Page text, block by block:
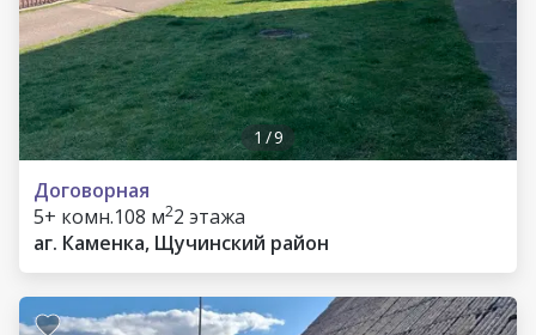
1 /9
Договорная
5+ комн.108 м22 этажа
аг. Каменка, Щучинский район